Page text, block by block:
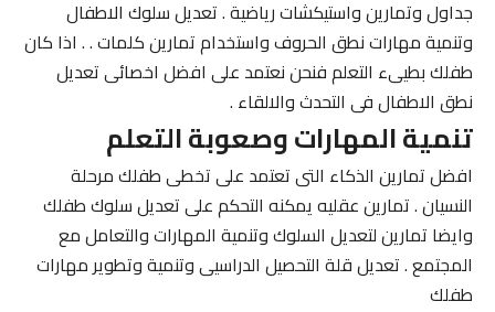
جداول وتمارين واستيكشات رياضية . تعديل سلوك الاطفال
وتنمية مهارات نطق الحروف واستخدام تمارين كلمات . . اذا كان
طفلك بطيىء التعلم فنحن نعتمد على افضل اخصائى تعديل
نطق الاطفال فى التحدث والالقاء .
تنمية المهارات وصعوبة التعلم
افضل تمارين الذكاء التى تعتمد على تخطى طفلك مرحلة
النسيان . تمارين عقليه يمكنه التحكم على تعديل سلوك طفلك
وايضا تمارين لتعديل السلوك وتنمية المهارات والتعامل مع
المجتمع . تعديل قلة التحصيل الدراسيى وتنمية وتطوير مهارات
طفلك